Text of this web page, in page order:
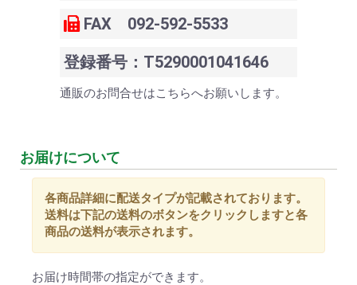
FAX 092-592-5533
登録番号：T5290001041646
通販のお問合せはこちらへお願いします。
お届けについて
各商品詳細に配送タイプが記載されております。
送料は下記の送料のボタンをクリックしますと各
商品の送料が表示されます。
お届け時間帯の指定ができます。